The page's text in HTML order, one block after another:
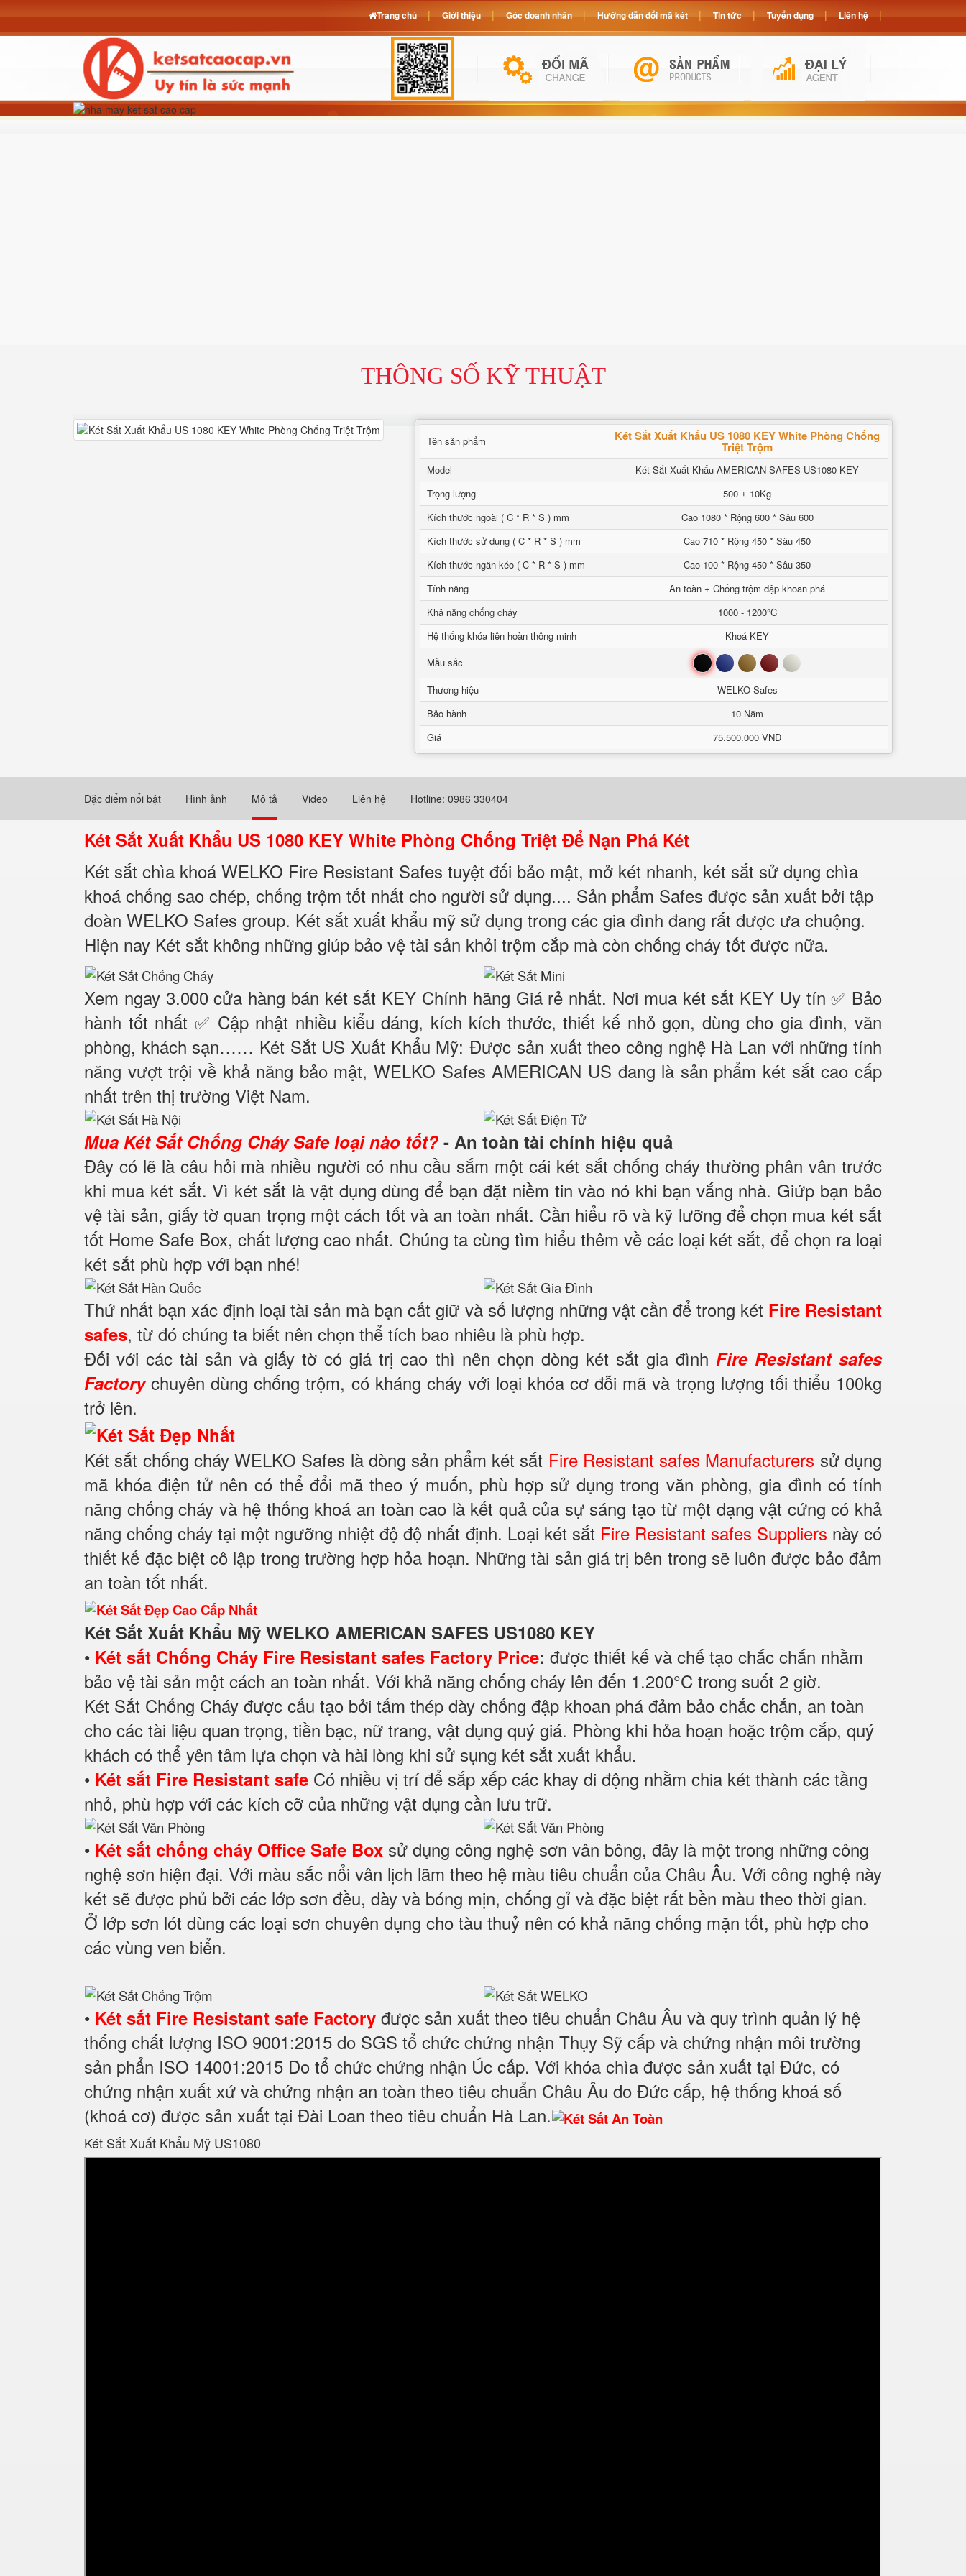
THÔNG SỐ KỸ THUẬT
Tên sản phẩm Két Sắt Xuất Khẩu US 1080 KEY White Phòng Chống
Triệt Trộm
Model
Két Sắt Xuất Khẩu AMERICAN SAFES US1080 KEY
Trọng lượng
500 ± 10Kg
Kích thước ngoài ( C * R * S ) mm
Cao 1080 * Rộng 600 * Sâu 600
Kích thước sử dụng ( C * R * S ) mm
Cao 710 * Rộng 450 * Sâu 450
Kích thước ngăn kéo ( C * R * S ) mm
Cao 100 * Rộng 450 * Sâu 350
Tính năng
An toàn + Chống trộm đập khoan phá
Khả năng chống cháy
1000 - 1200°C
Hệ thống khóa liên hoàn thông minh
Khoá KEY
Mầu sắc
Đen Xanh Nâu Đỏ Trắng
Thương hiệu
WELKO Safes
Bảo hành
10 Năm
Giá
75.500.000 VNĐ
Đặc điểm nổi bật Hình ảnh Mô tả Video Liên hệ Hotline: 0986 330404
Két Sắt Xuất Khẩu US 1080 KEY White Phòng Chống Triệt Để Nạn Phá Két
Két sắt chìa khoá WELKO Fire Resistant Safes tuyệt đối bảo mật, mở két nhanh, két sắt sử dụng chìa
khoá chống sao chép, chống trộm tốt nhất cho người sử dụng.... Sản phẩm Safes được sản xuất bởi tập
đoàn WELKO Safes group. Két sắt xuất khẩu mỹ sử dụng trong các gia đình đang rất được ưa chuộng.
Hiện nay Két sắt không những giúp bảo vệ tài sản khỏi trộm cắp mà còn chống cháy tốt được nữa.
Xem ngay 3.000 cửa hàng bán két sắt KEY Chính hãng Giá rẻ nhất. Nơi mua két sắt KEY Uy tín ✅ Bảo
hành tốt nhất ✅ Cập nhật nhiều kiểu dáng, kích kích thước, thiết kế nhỏ gọn, dùng cho gia đình, văn
phòng, khách sạn…… Két Sắt US Xuất Khẩu Mỹ: Được sản xuất theo công nghệ Hà Lan với những tính
năng vượt trội về khả năng bảo mật, WELKO Safes AMERICAN US đang là sản phẩm két sắt cao cấp
nhất trên thị trường Việt Nam.
Mua Két Sắt Chống Cháy Safe loại nào tốt? - An toàn tài chính hiệu quả
Đây có lẽ là câu hỏi mà nhiều người có nhu cầu sắm một cái két sắt chống cháy thường phân vân trước
khi mua két sắt. Vì két sắt là vật dụng dùng để bạn đặt niềm tin vào nó khi bạn vắng nhà. Giứp bạn bảo
vệ tài sản, giấy tờ quan trọng một cách tốt và an toàn nhất. Cần hiểu rõ và kỹ lưỡng để chọn mua két sắt
tốt Home Safe Box, chất lượng cao nhất. Chúng ta cùng tìm hiểu thêm về các loại két sắt, để chọn ra loại
két sắt phù hợp với bạn nhé!
Thứ nhất bạn xác định loại tài sản mà bạn cất giữ và số lượng những vật cần để trong két Fire Resistant
safes, từ đó chúng ta biết nên chọn thể tích bao nhiêu là phù hợp.
Đối với các tài sản và giấy tờ có giá trị cao thì nên chọn dòng két sắt gia đình Fire Resistant safes
Factorychuyên dùng chống trộm, có kháng cháy với loại khóa cơ đỗi mã và trọng lượng tối thiểu 100kg
trở lên.
Két sắt chống cháy WELKO Safes là dòng sản phẩm két sắt Fire Resistant safes Manufacturers sử dụng
mã khóa điện tử nên có thể đổi mã theo ý muốn, phù hợp sử dụng trong văn phòng, gia đình có tính
năng chống cháy và hệ thống khoá an toàn cao là kết quả của sự sáng tạo từ một dạng vật cứng có khả
năng chống cháy tại một ngưỡng nhiệt độ độ nhất định. Loại két sắt Fire Resistant safes Suppliers này có
thiết kế đặc biệt cô lập trong trường hợp hỏa hoạn. Những tài sản giá trị bên trong sẽ luôn được bảo đảm
an toàn tốt nhất.
Két Sắt Xuất Khẩu Mỹ WELKO AMERICAN SAFES US1080 KEY
• Két sắt Chống Cháy Fire Resistant safes Factory Price‎: được thiết kế và chế tạo chắc chắn nhằm
bảo vệ tài sản một cách an toàn nhất. Với khả năng chống cháy lên đến 1.200°C trong suốt 2 giờ.
Két Sắt Chống Cháy được cấu tạo bởi tấm thép dày chống đập khoan phá đảm bảo chắc chắn, an toàn
cho các tài liệu quan trọng, tiền bạc, nữ trang, vật dụng quý giá. Phòng khi hỏa hoạn hoặc trộm cắp, quý
khách có thể yên tâm lựa chọn và hài lòng khi sử sụng két sắt xuất khẩu.
• Két sắt Fire Resistant safe Có nhiều vị trí để sắp xếp các khay di động nhằm chia két thành các tầng
nhỏ, phù hợp với các kích cỡ của những vật dụng cần lưu trữ.
• Két sắt chống cháy Office Safe Box sử dụng công nghệ sơn vân bông, đây là một trong những công
nghệ sơn hiện đại. Với màu sắc nổi vân lịch lãm theo hệ màu tiêu chuẩn của Châu Âu. Với công nghệ này
két sẽ được phủ bởi các lớp sơn đều, dày và bóng mịn, chống gỉ và đặc biệt rất bền màu theo thời gian.
Ở lớp sơn lót dùng các loại sơn chuyên dụng cho tàu thuỷ nên có khả năng chống mặn tốt, phù hợp cho
các vùng ven biển.
• Két sắt Fire Resistant safe Factory được sản xuất theo tiêu chuẩn Châu Âu và quy trình quản lý hệ
thống chất lượng ISO 9001:2015 do SGS tổ chức chứng nhận Thụy Sỹ cấp và chứng nhận môi trường
sản phẩn ISO 14001:2015 Do tổ chức chứng nhận Úc cấp. Với khóa chìa được sản xuất tại Đức, có
chứng nhận xuất xứ và chứng nhận an toàn theo tiêu chuẩn Châu Âu do Đức cấp, hệ thống khoá số
(khoá cơ) được sản xuất tại Đài Loan theo tiêu chuẩn Hà Lan.
Két Sắt Xuất Khẩu Mỹ US1080
Trang chủ Giới thiệu Góc doanh nhân Hướng dẫn đổi mã két Tin tức Tuyển dụng Liên hệ